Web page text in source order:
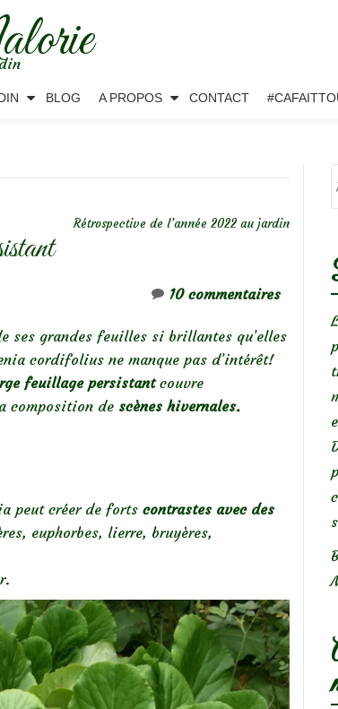
BLOG A PROPOS CONTACT
Rétrospective de l’année 2022 au jardin
10 commentaires
ses grandes feuilles si brillantes qu’elles
cordifolius ne manque pas d’intérêt!
feuillage persistantcouvre
composition de scènes hivernales.
peut créer de forts contrastes avec des
euphorbes, lierre, bruyères,